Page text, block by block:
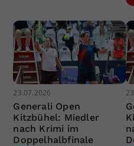
23.07.2026
Generali Open
Kitzbühel: Miedler
nach Krimi im
Doppelhalbfinale